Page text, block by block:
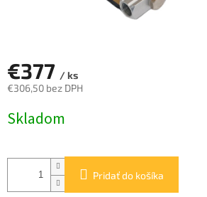
€377 / ks
€306,50 bez DPH
cena:
Skladom
Pridať do košíka